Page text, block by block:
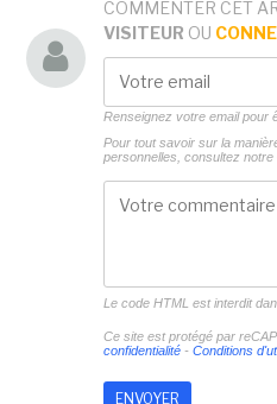
COMMENTER CET
VISITEUR OU
Renseignez votre email pour
Pour tout savoir sur la
personnelles, consultez notre
Le code HTML est interdit
Ce site est protégé par
confidentialité- Conditions